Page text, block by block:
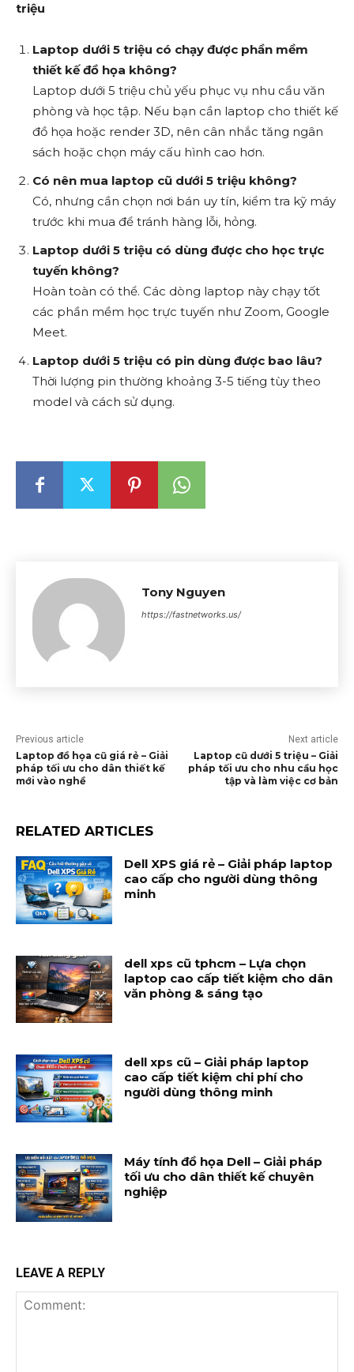
triệu
Laptop dưới 5 triệu có chạy được phần mềm
thiết kế đồ họa không?
Laptop dưới 5 triệu chủ yếu phục vụ nhu cầu văn
phòng và học tập. Nếu bạn cần laptop cho thiết kế
đồ họa hoặc render 3D, nên cân nhắc tăng ngân
sách hoặc chọn máy cấu hình cao hơn.
Có nên mua laptop cũ dưới 5 triệu không?
Có, nhưng cần chọn nơi bán uy tín, kiểm tra kỹ máy
trước khi mua để tránh hàng lỗi, hỏng.
Laptop dưới 5 triệu có dùng được cho học trực
tuyến không?
Hoàn toàn có thể. Các dòng laptop này chạy tốt
các phần mềm học trực tuyến như Zoom, Google
Meet.
Laptop dưới 5 triệu có pin dùng được bao lâu?
Thời lượng pin thường khoảng 3-5 tiếng tùy theo
model và cách sử dụng.
Tony Nguyen
https://fastnetworks.us/
Previous article
Laptop đồ họa cũ giá rẻ – Giải
pháp tối ưu cho dân thiết kế
mới vào nghề
Next article
Laptop cũ dưới 5 triệu – Giải
pháp tối ưu cho nhu cầu học
tập và làm việc cơ bản
RELATED ARTICLES
Dell XPS giá rẻ – Giải pháp laptop
cao cấp cho người dùng thông
minh
dell xps cũ tphcm – Lựa chọn
laptop cao cấp tiết kiệm cho dân
văn phòng & sáng tạo
dell xps cũ – Giải pháp laptop
cao cấp tiết kiệm chi phí cho
người dùng thông minh
Máy tính đồ họa Dell – Giải pháp
tối ưu cho dân thiết kế chuyên
nghiệp
LEAVE A REPLY